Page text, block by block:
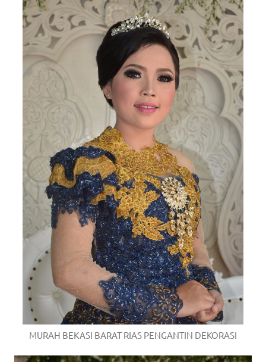
MURAH BEKASI BARAT RIAS PENGANTIN DEKORASI